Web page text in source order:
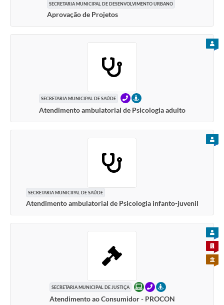
SECRETARIA MUNICIPAL DE DESENVOLVIMENTO URBANO
Aprovação de Projetos
SECRETARIA MUNICIPAL DE SAÚDE TELEFONEPRESENCIAL
Atendimento ambulatorial de Psicologia adulto
SECRETARIA MUNICIPAL DE SAÚDE
Atendimento ambulatorial de Psicologia infanto-juvenil
SECRETARIA MUNICIPAL DE JUSTIÇA ONLINETELEFONEPRESENCIAL
Atendimento ao Consumidor - PROCON
PARA
PARA